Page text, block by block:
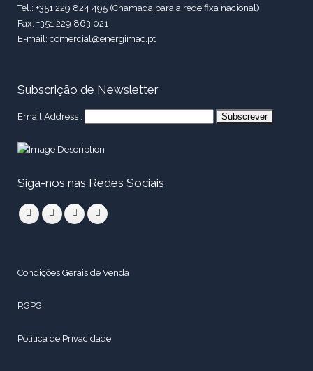
Tel.: +351 229 824 495 (Chamada para a rede fixa nacional)
Fax: +351 229 863 021
E-mail: comercial@energimac.pt
Subscrição de Newsletter
Email Address :
Siga-nos nas Redes Sociais
Condições Gerais de Venda
RGPG
Política de Privacidade